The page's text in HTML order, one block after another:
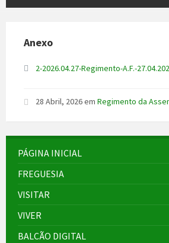
Anexo
2-2026.04.27-Regimento-A.F.-
28 Abril, 2026em Regimento da
PÁGINA INICIAL
FREGUESIA
VISITAR
VIVER
BALCÃO DIGITAL